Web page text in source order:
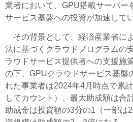
業者において、GPU搭載サーバー
サービス基盤への投資が加速して
その背景として、経済産業省に
法に基づくクラウドプログラムの
ラウドサービス提供者への支援施
の下、GPUクラウドサービス基盤
れた事業者は2024年4月時点で累
してカウント）、最大助成額は合
助成金は投資額の3分の1（一部は